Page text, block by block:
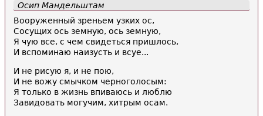
Осип Мандельштам
Вооруженный зреньем узких ос,
Сосущих ось земную, ось земную,
Я чую все, с чем свидеться пришлось,
И вспоминаю наизусть и всуе...
И не рисую я, и не пою,
И не вожу смычком черноголосым:
Я только в жизнь впиваюсь и люблю
Завидовать могучим, хитрым осам.